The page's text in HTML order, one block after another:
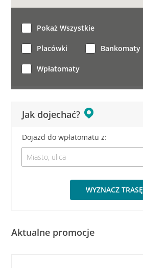
Jak dojechać?
Dojazd do wpłatomatu z:
WYZNACZ TRASĘ
Pokaż Wszystkie
Placówki Bankomaty
Wpłatomaty
Aktualne promocje